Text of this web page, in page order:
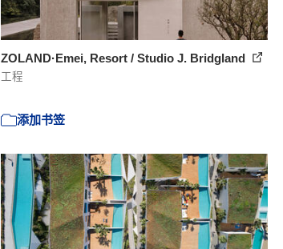
ZOLAND·Emei, Resort / Studio J. Bridgland
工程
添加书签